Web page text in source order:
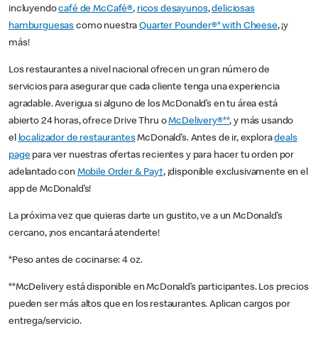
incluyendocafé de McCafé®, ricos desayunos,deliciosas
hamburguesas como nuestraQuarter Pounder®* with Cheese, ¡y
más!
Los restaurantes a nivel nacional ofrecen un gran número de
servicios para asegurar que cada cliente tenga una experiencia
agradable. Averigua si alguno de los McDonald’s en tu área está
abierto 24 horas, ofrece Drive Thru oMcDelivery®**, y más usando
el localizador de restaurantesMcDonald’s. Antes de ir, exploradeals
pagepara ver nuestras ofertas recientes y para hacer tu orden por
adelantado con Mobile Order & Pay†, ¡disponible exclusivamente en el
app de McDonald’s!
La próxima vez que quieras darte un gustito, ve a un McDonald’s
cercano, ¡nos encantará atenderte!
*Peso antes de cocinarse: 4 oz.
**McDelivery está disponible en McDonald’s participantes. Los precios
pueden ser más altos que en los restaurantes. Aplican cargos por
entrega/servicio.